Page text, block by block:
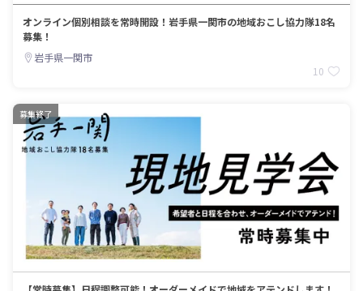
オンライン個別相談を常時開設！岩手県一関市の地域おこし協力隊18名
募集！
岩手県一関市
10
募集終了